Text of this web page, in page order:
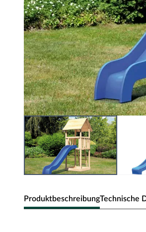
ProduktbeschreibungTechnische